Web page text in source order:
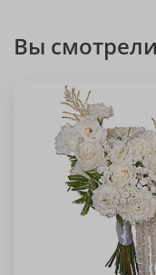
Вы смотрели